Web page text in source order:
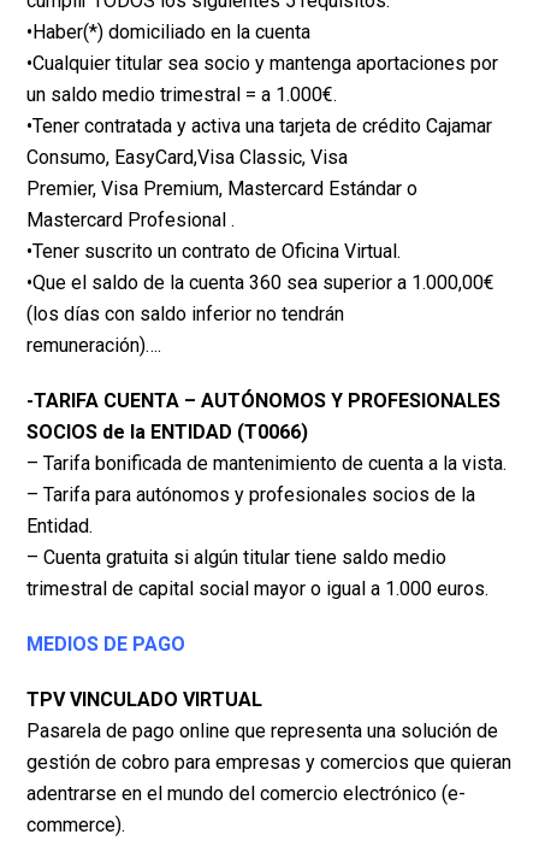
•Haber(*) domiciliado en la cuenta
•Cualquier titular sea socio y mantenga aportaciones por
un saldo medio trimestral = a 1.000€.
•Tener contratada y activa una tarjeta de crédito Cajamar
Consumo, EasyCard,Visa Classic, Visa
Premier, Visa Premium, Mastercard Estándar o
Mastercard Profesional .
•Tener suscrito un contrato de Oficina Virtual.
•Que el saldo de la cuenta 360 sea superior a 1.000,00€
(los días con saldo inferior no tendrán
remuneración)….
-TARIFA CUENTA – AUTÓNOMOS Y PROFESIONALES
SOCIOS de la ENTIDAD (T0066)
– Tarifa bonificada de mantenimiento de cuenta a la vista.
– Tarifa para autónomos y profesionales socios de la
Entidad.
– Cuenta gratuita si algún titular tiene saldo medio
trimestral de capital social mayor o igual a 1.000euros.
MEDIOS DE PAGO
TPV VINCULADO VIRTUAL
Pasarela de pago online que representa una solución de
gestión de cobro para empresas ycomercios que quieran
adentrarse en el mundo del comercio electrónico (e-
commerce).